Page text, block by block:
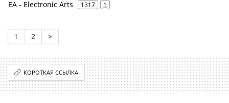
EA - Electronic Arts 1317 1
1 2 >
КОРОТКАЯ ССЫЛКА